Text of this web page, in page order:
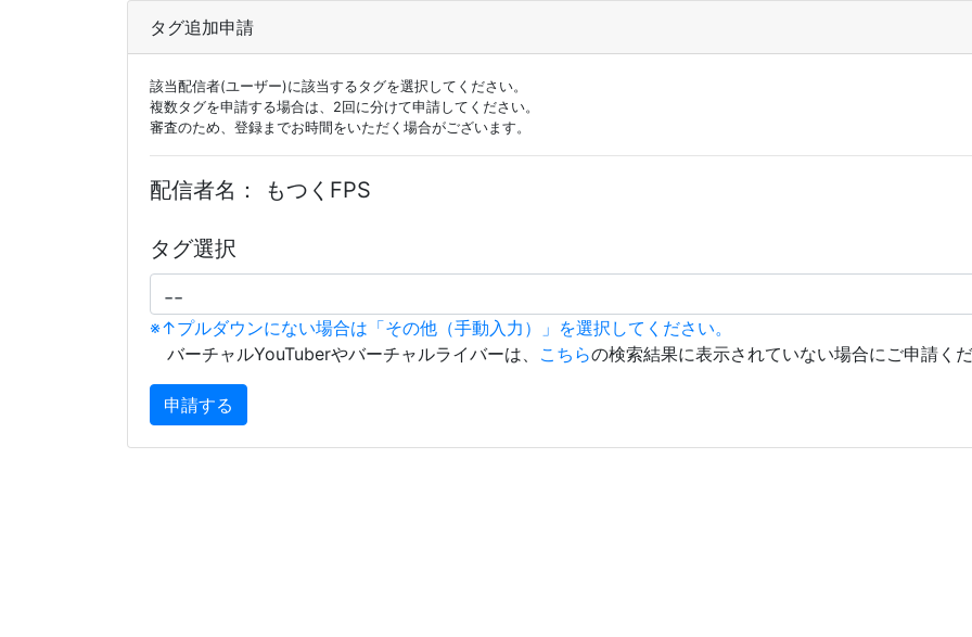
タグ追加申請
該当配信者(ユーザー)に該当するタグを選択してください。
複数タグを申請する場合は、2回に分けて申請してください。
審査のため、登録までお時間をいただく場合がございます。
配信者名： もつくFPS
タグ選択
※↑プルダウンにない場合は「その他（手動入力）」を選択してください。
バーチャルYouTuberやバーチャルライバーは、 こちらの検索結果に表示されていない場合にご申請く
申請する